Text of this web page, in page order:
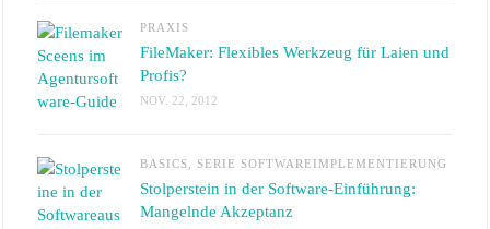
PRAXIS
FileMaker: Flexibles Werkzeug für Laien und
Profis?
NOV. 22, 2012
BASICS, SERIE SOFTWAREIMPLEMENTIERUNG
Stolperstein in der Software-Einführung:
Mangelnde Akzeptanz